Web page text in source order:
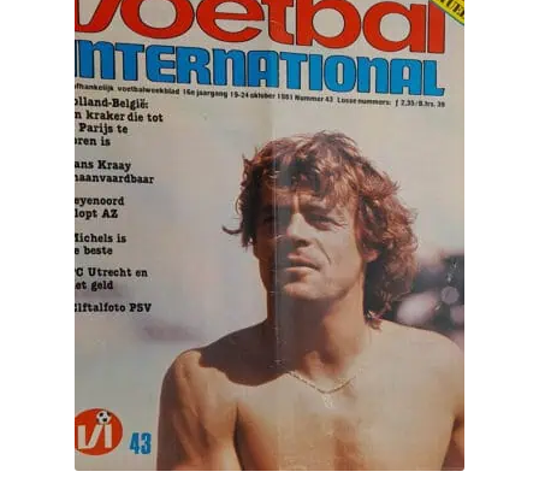
Wie is puntertje
Puntertjes
Contact